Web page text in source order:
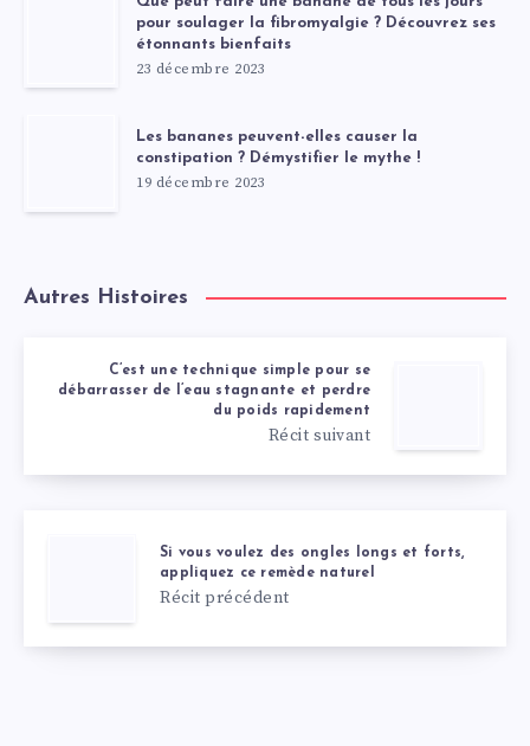
pour soulager la fibromyalgie ? Découvrez ses
étonnants bienfaits
23 décembre 2023
Les bananes peuvent-elles causer la
constipation ? Démystifier le mythe !
19 décembre 2023
Autres Histoires
C’est une technique simple pour se
débarrasser de l’eau stagnante et perdre
du poids rapidement
Récit suivant
Si vous voulez des ongles longs et forts,
appliquez ce remède naturel
Récit précédent